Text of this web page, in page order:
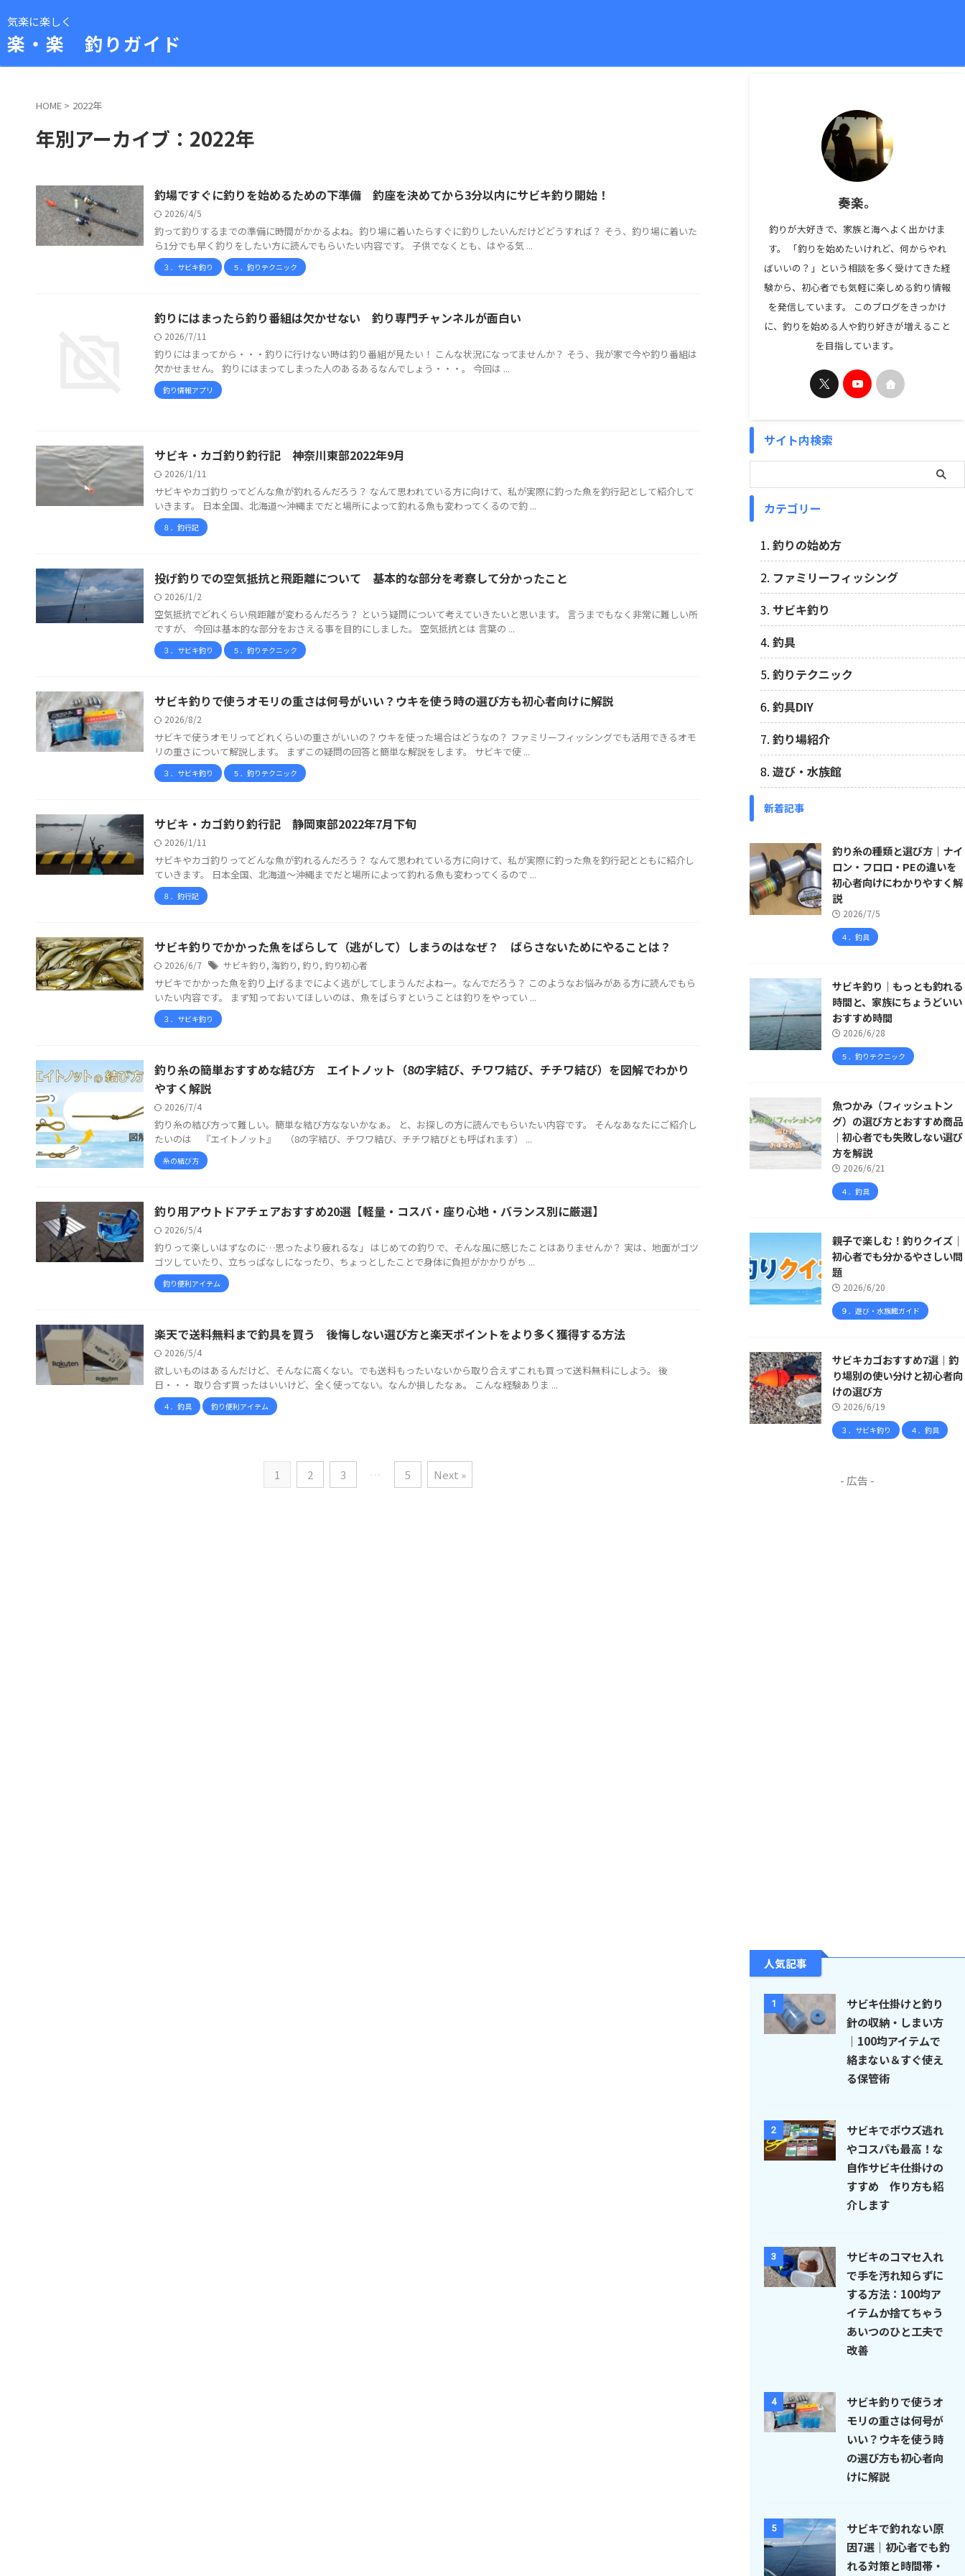
気楽に楽しく
楽・楽 釣りガイド
HOME > 2022年
年別アーカイブ：2022年
釣場ですぐに釣りを始めるための下準備 釣座を決めてから3分以内にサビキ釣り開始！
2026/4/5
釣って釣りするまでの準備に時間がかかるよね。釣り場に着いたらすぐに釣りしたいんだけどどうすれば？ そう、釣り場に着いた
ら1分でも早く釣りをしたい方に読んでもらいたい内容です。 子供でなくとも、はやる気 ...
３．サビキ釣り ５．釣りテクニック
釣りにはまったら釣り番組は欠かせない 釣り専門チャンネルが面白い
2026/7/11
釣りにはまってから・・・釣りに行けない時は釣り番組が見たい！ こんな状況になってませんか？ そう、我が家で今や釣り番組は
欠かせません。 釣りにはまってしまった人のあるあるなんでしょう・・・。 今回は ...
釣り情報アプリ
サビキ・カゴ釣り釣行記 神奈川東部2022年9月
2026/1/11
サビキやカゴ釣りってどんな魚が釣れるんだろう？ なんて思われている方に向けて、私が実際に釣った魚を釣行記として紹介して
いきます。 日本全国、北海道～沖縄までだと場所によって釣れる魚も変わってくるので釣 ...
８．釣行記
投げ釣りでの空気抵抗と飛距離について 基本的な部分を考察して分かったこと
2026/1/2
空気抵抗でどれくらい飛距離が変わるんだろう？ という疑問について考えていきたいと思います。 言うまでもなく非常に難しい所
ですが、 今回は基本的な部分をおさえる事を目的にしました。 空気抵抗とは 言葉の ...
３．サビキ釣り ５．釣りテクニック
サビキ釣りで使うオモリの重さは何号がいい？ウキを使う時の選び方も初心者向けに解説
2026/8/2
サビキで使うオモリってどれくらいの重さがいいの？ウキを使った場合はどうなの？ ファミリーフィッシングでも活用できるオモ
リの重さについて解説します。 まずこの疑問の回答と簡単な解説をします。 サビキで使 ...
３．サビキ釣り ５．釣りテクニック
サビキ・カゴ釣り釣行記 静岡東部2022年7月下旬
2026/1/11
サビキやカゴ釣りってどんな魚が釣れるんだろう？ なんて思われている方に向けて、私が実際に釣った魚を釣行記とともに紹介し
ていきます。 日本全国、北海道～沖縄までだと場所によって釣れる魚も変わってくるので ...
８．釣行記
サビキ釣りでかかった魚をばらして（逃がして）しまうのはなぜ？ ばらさないためにやることは？
2026/6/7 サビキ釣り, 海釣り, 釣り, 釣り初心者
サビキでかかった魚を釣り上げるまでによく逃がしてしまうんだよねー。なんでだろう？ このようなお悩みがある方に読んでもら
いたい内容です。 まず知っておいてほしいのは、魚をばらすということは釣りをやってい ...
３．サビキ釣り
釣り糸の簡単おすすめな結び方 エイトノット（8の字結び、チワワ結び、チチワ結び）を図解でわかり
やすく解説
2026/7/4
釣り糸の結び方って難しい。簡単な結び方なないかなぁ。 と、お探しの方に読んでもらいたい内容です。 そんなあなたにご紹介し
たいのは 『エイトノット』 （8の字結び、チワワ結び、チチワ結びとも呼ばれます） ...
糸の結び方
釣り用アウトドアチェアおすすめ20選【軽量・コスパ・座り心地・バランス別に厳選】
2026/5/4
釣りって楽しいはずなのに…思ったより疲れるな」 はじめての釣りで、そんな風に感じたことはありませんか？ 実は、地面がゴツ
ゴツしていたり、立ちっぱなしになったり、ちょっとしたことで身体に負担がかかりがち ...
釣り便利アイテム
楽天で送料無料まで釣具を買う 後悔しない選び方と楽天ポイントをより多く獲得する方法
2026/5/4
欲しいものはあるんだけど、そんなに高くない。でも送料もったいないから取り合えずこれも買って送料無料にしよう。 後
日・・・ 取り合ず買ったはいいけど、全く使ってない。なんか損したなぁ。 こんな経験ありま ...
４．釣具 釣り便利アイテム
1 2 3 … 5 Next »
奏楽。
釣りが大好きで、家族と海へよく出かけま
す。 「釣りを始めたいけれど、何からやれ
ばいいの？」という相談を多く受けてきた経
験から、初心者でも気軽に楽しめる釣り情報
を発信しています。 このブログをきっかけ
に、釣りを始める人や釣り好きが増えること
を目指しています。
サイト内検索
カテゴリー
釣りの始め方
ファミリーフィッシング
サビキ釣り
釣具
釣りテクニック
釣具DIY
釣り場紹介
遊び・水族館
新着記事
釣り糸の種類と選び方｜ナイ
ロン・フロロ・PEの違いを
初心者向けにわかりやすく解
説
2026/7/5
４．釣具
サビキ釣り｜もっとも釣れる
時間と、家族にちょうどいい
おすすめ時間
2026/6/28
５．釣りテクニック
魚つかみ（フィッシュトン
グ）の選び方とおすすめ商品
｜初心者でも失敗しない選び
方を解説
2026/6/21
４．釣具
親子で楽しむ！釣りクイズ｜
初心者でも分かるやさしい問
題
2026/6/20
９．遊び・水族館ガイド
サビキカゴおすすめ7選｜釣
り場別の使い分けと初心者向
けの選び方
2026/6/19
３．サビキ釣り ４．釣具
- 広告 -
人気記事
1
サビキ仕掛けと釣り
針の収納・しまい方
｜100均アイテムで
絡まない＆すぐ使え
る保管術
2
サビキでボウズ逃れ
やコスパも最高！な
自作サビキ仕掛けの
すすめ 作り方も紹
介します
3
サビキのコマセ入れ
で手を汚れ知らずに
する方法：100均ア
イテムか捨てちゃう
あいつのひと工夫で
改善
4
サビキ釣りで使うオ
モリの重さは何号が
いい？ウキを使う時
の選び方も初心者向
けに解説
5
サビキで釣れない原
因7選｜初心者でも釣
れる対策と時間帯・